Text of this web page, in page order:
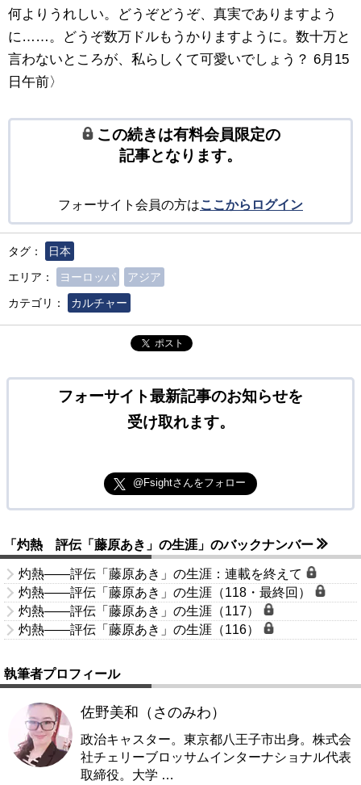
何よりうれしい。どうぞどうぞ、真実でありますよう
に……。どうぞ数万ドルもうかりますように。数十万と
言わないところが、私らしくて可愛いでしょう？ 6月15
日午前〉
この続きは有料会員限定の
記事となります。
フォーサイト会員の方はここからログイン
タグ：
日本
エリア：
ヨーロッパ
アジア
カテゴリ：
カルチャー
ポスト
フォーサイト最新記事のお知らせを
受け取れます。
@Fsightさんをフォロー
「灼熱 評伝「藤原あき」の生涯」のバックナンバー
灼熱――評伝「藤原あき」の生涯：連載を終えて
灼熱――評伝「藤原あき」の生涯（118・最終回）
灼熱――評伝「藤原あき」の生涯（117）
灼熱――評伝「藤原あき」の生涯（116）
執筆者プロフィール
佐野美和（さのみわ）
政治キャスター。東京都八王子市出身。株式会
社チェリーブロッサムインターナショナル代表
取締役。大学 …